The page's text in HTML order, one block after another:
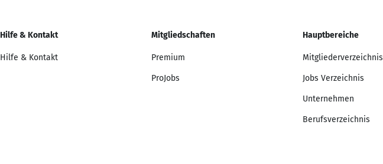
Hilfe & Kontakt
Hilfe & Kontakt
Mitgliedschaften
Premium
ProJobs
Hauptbereiche
Mitgliederverzeichnis
Jobs Verzeichnis
Unternehmen
Berufsverzeichnis